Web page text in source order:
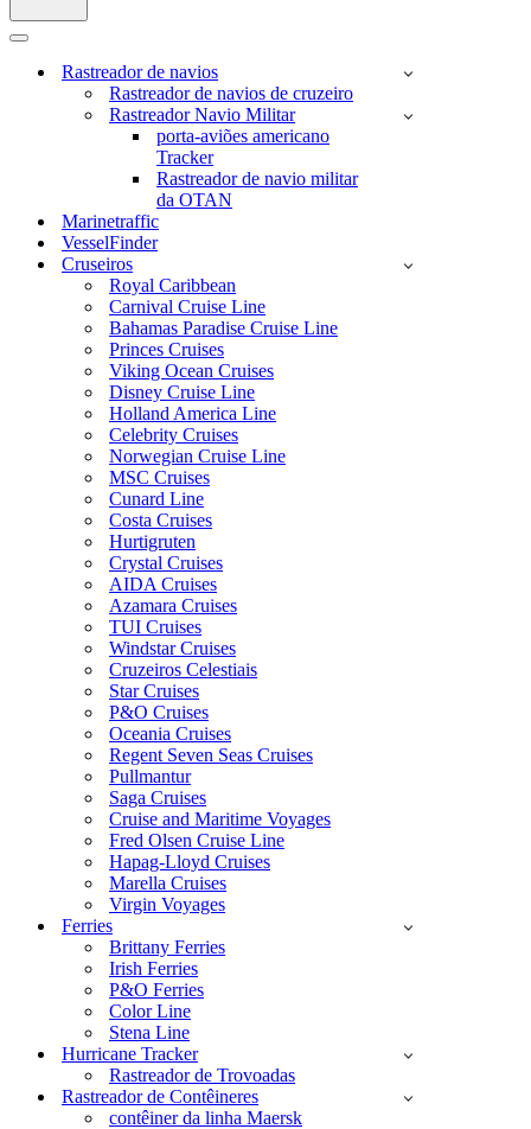
Menu
navegaçãoRastreador de navios
Rastreador de navios de cruzeiro
Rastreador Navio Militar
porta-aviões americano
Tracker
Rastreador de navio militar
da OTAN
Marinetraffic
VesselFinder
Cruseiros
Royal Caribbean
Carnival Cruise Line
Bahamas Paradise Cruise Line
Princes Cruises
Viking Ocean Cruises
Disney Cruise Line
Holland America Line
Celebrity Cruises
Norwegian Cruise Line
MSC Cruises
Cunard Line
Costa Cruises
Hurtigruten
Crystal Cruises
AIDA Cruises
Azamara Cruises
TUI Cruises
Windstar Cruises
Cruzeiros Celestiais
Star Cruises
P&O Cruises
Oceania Cruises
Regent Seven Seas Cruises
Pullmantur
Saga Cruises
Cruise and Maritime Voyages
Fred Olsen Cruise Line
Hapag-Lloyd Cruises
Marella Cruises
Virgin Voyages
Ferries
Brittany Ferries
Irish Ferries
P&O Ferries
Color Line
Stena Line
Hurricane Tracker
Rastreador de Trovoadas
Rastreador de Contêineres
contêiner da linha Maersk